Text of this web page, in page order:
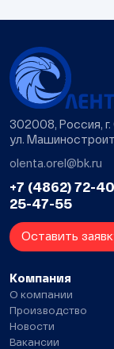
302008, Россия,
ул.
olenta.orel@bk.ru
+7 (4862) 72-
25-47-55
Оставить
Компания
О компании
Производство
Новости
Вакансии